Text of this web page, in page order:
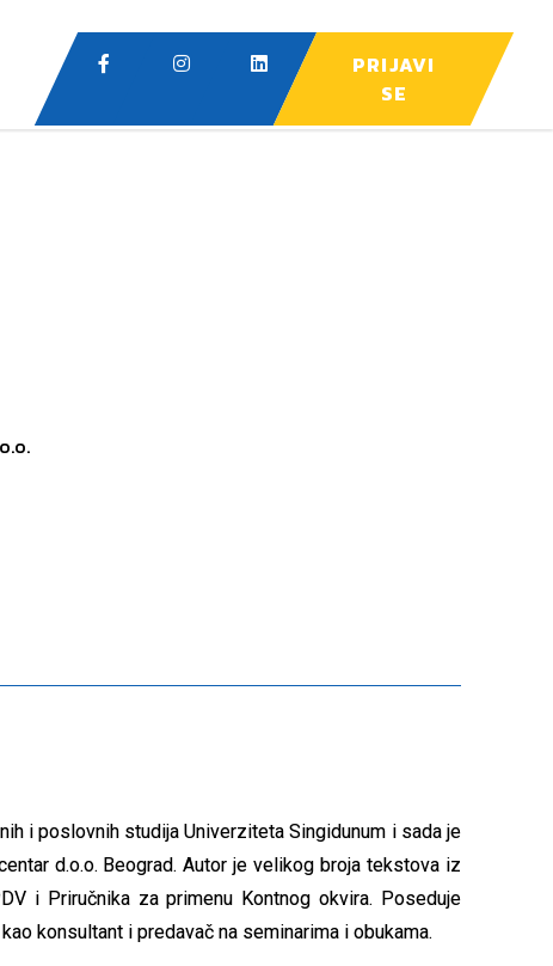
PRIJAVI
SE
i poslovnih studija Univerziteta Singidunum i sada je
d.o.o. Beograd. Autor je velikog broja tekstova iz
i Priručnika za primenu Kontnog okvira. Poseduje
konsultant i predavač na seminarima i obukama.